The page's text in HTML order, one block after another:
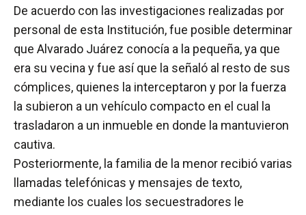
De acuerdo con las investigaciones realizadas por
personal de esta Institución, fue posible determinar
que Alvarado Juárez conocía a la pequeña, ya que
era su vecina y fue así que la señaló al resto de sus
cómplices, quienes la interceptaron y por la fuerza
la subieron a un vehículo compacto en el cual la
trasladaron a un inmueble en donde la mantuvieron
cautiva.
Posteriormente, la familia de la menor recibió varias
llamadas telefónicas y mensajes de texto,
mediante los cuales los secuestradores le